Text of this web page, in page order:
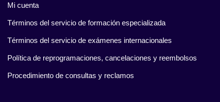
Mi cuenta
Términos del servicio de formación especializada
Términos del servicio de exámenes internacionales
Política de reprogramaciones, cancelaciones y reembolsos
Procedimiento de consultas y reclamos